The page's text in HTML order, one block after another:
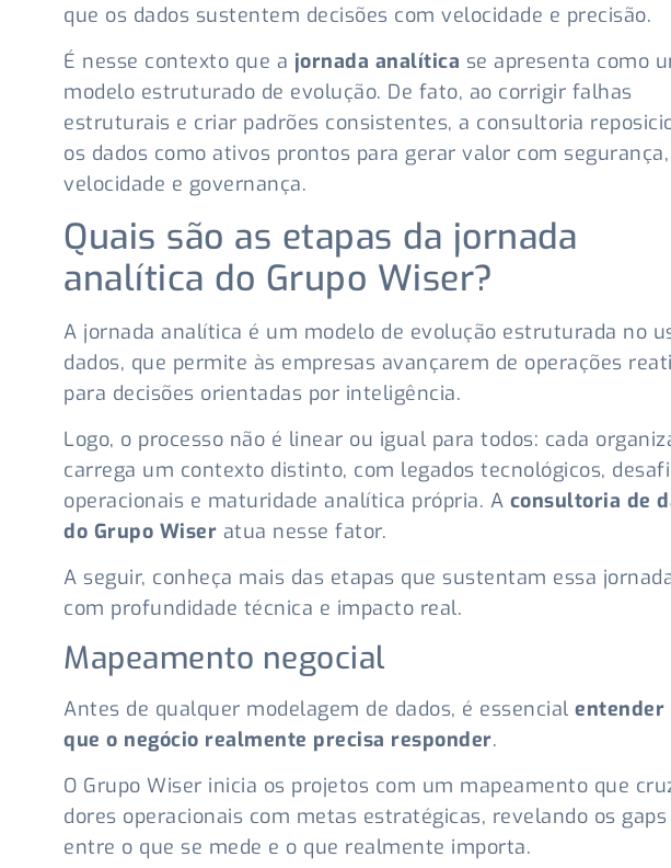
que os dados sustentem decisões com velocidade e precisão.
É nesse contexto que a jornada analítica se apresenta como
modelo estruturado de evolução. De fato, ao corrigir falhas
estruturais e criar padrões consistentes, a consultoria
os dados como ativos prontos para gerar valor com segurança,
velocidade e governança.
Quais são as etapas da jornada
analítica do Grupo Wiser?
A jornada analítica é um modelo de evolução estruturada no
dados, que permite às empresas avançarem de operações
para decisões orientadas por inteligência.
Logo, o processo não é linear ou igual para todos: cada
carrega um contexto distinto, com legados tecnológicos,
operacionais e maturidade analítica própria. A consultoria de
do Grupo Wiser atua nesse fator.
A seguir, conheça mais das etapas que sustentam essa
com profundidade técnica e impacto real.
Mapeamento negocial
Antes de qualquer modelagem de dados, é essencial entender
que o negócio realmente precisa responder.
O Grupo Wiser inicia os projetos com um mapeamento que
dores operacionais com metas estratégicas, revelando os gaps
entre o que se mede e o que realmente importa.